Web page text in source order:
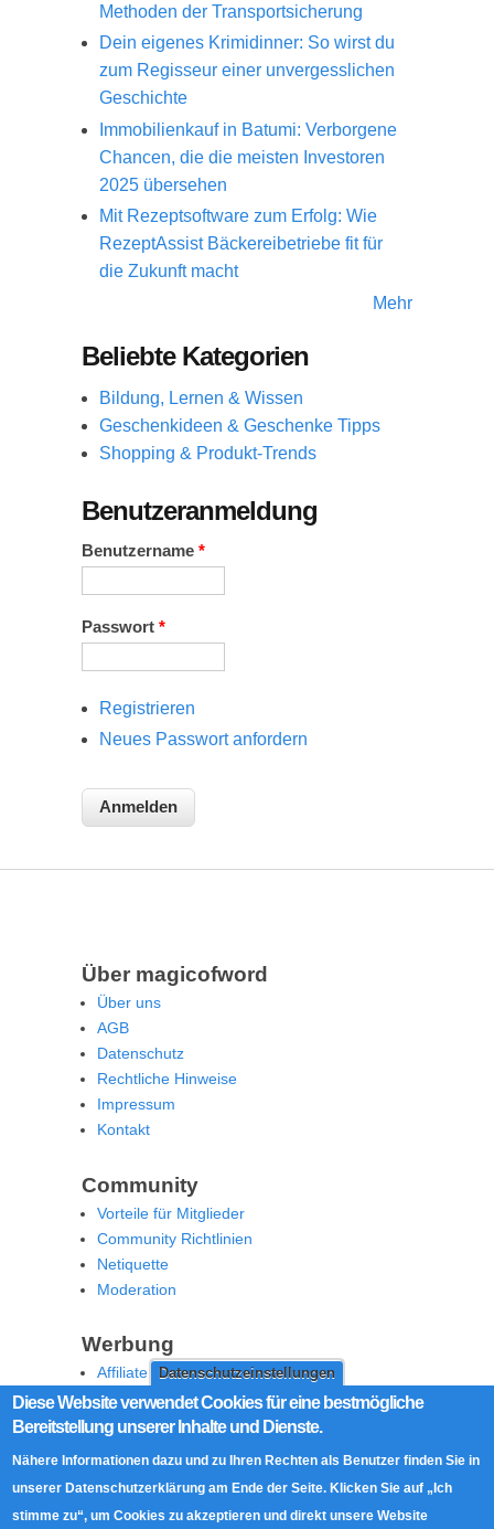
Datenschutzeinstellungen
Diese Website verwendet Cookies für eine bestmögliche
Bereitstellung unserer Inhalte und Dienste.
Nähere Informationen dazu und zu Ihren Rechten als Benutzer finden Sie in
unserer Datenschutzerklärung am Ende der Seite. Klicken Sie auf „Ich
stimme zu“, um Cookies zu akzeptieren und direkt unsere Website
Methoden der Transportsicherung
Dein eigenes Krimidinner: So wirst du
zum Regisseur einer unvergesslichen
Geschichte
Immobilienkauf in Batumi: Verborgene
Chancen, die die meisten Investoren
2025 übersehen
Mit Rezeptsoftware zum Erfolg: Wie
RezeptAssist Bäckereibetriebe fit für
die Zukunft macht
Mehr
Beliebte Kategorien
Bildung, Lernen & Wissen
Geschenkideen & Geschenke Tipps
Shopping & Produkt-Trends
Benutzeranmeldung
Benutzername *
Passwort *
Registrieren
Neues Passwort anfordern
Über magicofword
Über uns
AGB
Datenschutz
Rechtliche Hinweise
Impressum
Kontakt
Community
Vorteile für Mitglieder
Community Richtlinien
Netiquette
Moderation
Werbung
Affiliate Offenlegung
Werben Sie auf MoW
Social Media
RSS Feed
Facebook